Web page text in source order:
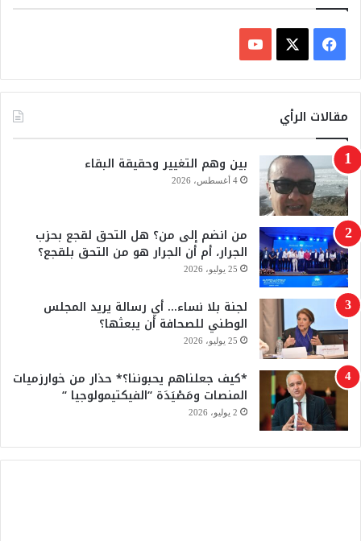
ي
ب
و
ك
X
Y
u
T
b
e
مقالات الرأي
بين وهم التغيير وحقيقة البقاء
4 أغسطس، 2026
من انضم إلى من؟ هل التحق لقجع بحزب
الجرار، أم أن الجرار هو من التحق بلقجع؟
25 يوليو، 2026
لجنة بلا نساء… أي رسالة يريد المجلس
الوطني للصحافة أن يبعثها؟
25 يوليو، 2026
*كيف جعلناهم يحبوننا؟* حذار من خوارزميات
المنصات ومَصْيَدَة “الفيكتيمولوجيا “
2 يوليو، 2026